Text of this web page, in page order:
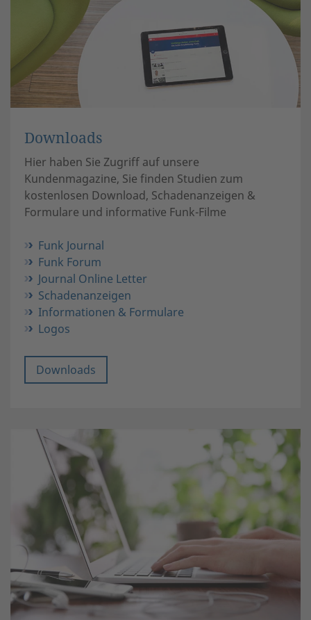
Downloads
Hier haben Sie Zugriff auf unsere
Kundenmagazine, Sie finden Studien zum
kostenlosen Download, Schadenanzeigen &
Formulare und informative Funk-Filme
Funk Journal
Funk Forum
Journal Online Letter
Schadenanzeigen
Informationen & Formulare
Logos
Downloads